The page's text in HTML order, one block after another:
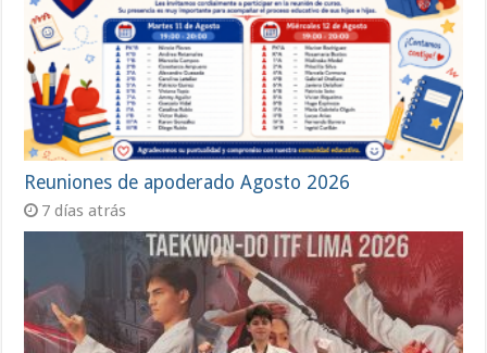
Reuniones de apoderado Agosto 2026
7 días atrás